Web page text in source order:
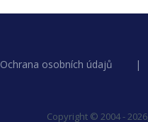
Ochrana osobních údajů |
Copyright © 2004 -